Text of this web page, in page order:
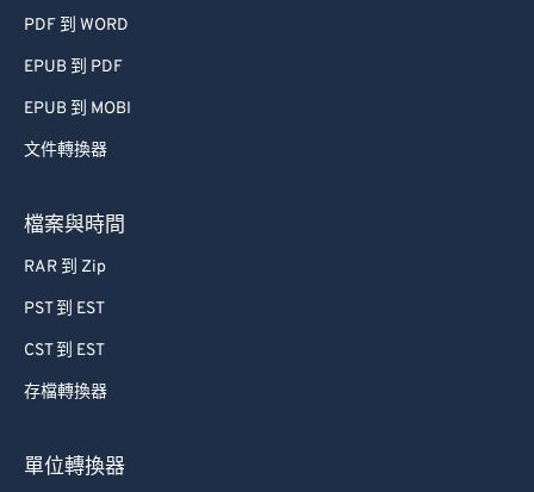
PDF 到 WORD
EPUB 到 PDF
EPUB 到 MOBI
文件轉換器
檔案與時間
RAR 到 Zip
PST 到 EST
CST 到 EST
存檔轉換器
單位轉換器